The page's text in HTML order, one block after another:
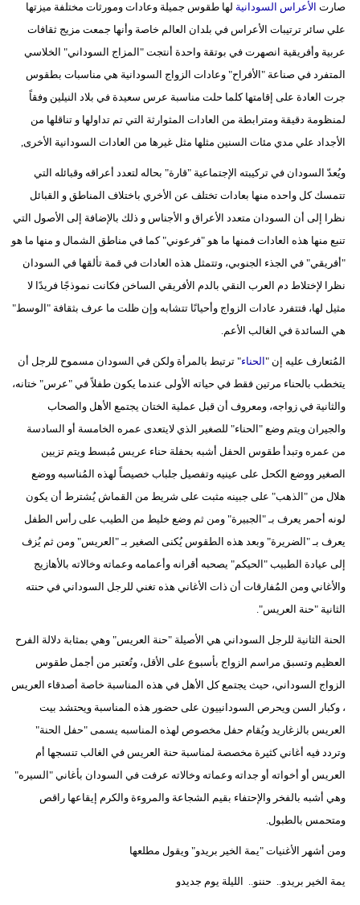
صارت الأعراس السودانية لها طقوس جميلة وعادات ومورثات مختلفة ميزتها
علي سائر ترتيبات الأعراس في بلدان العالم خاصة وأنها جمعت مزيج ثقافات
عربية وأفريقية انصهرت في بوتقة واحدة أنتجت "المزاج السوداني" الخلاسي
المتفرد في صناعة "الأفراح" وعادات الزواج السودانية هي مناسبات بطقوس
جرت العادة على إقامتها كلما حلت مناسبة عرس سعيدة في بلاد النيلين وفقاً
لمنظومة دقيقة ومترابطة من العادات المثوارثة التي تم تداولها و تناقلها من
الأجداد علي مدي مئات السنين مثلها مثل غيرها من العادات السودانية الأخرى,
ويُعدّ السودان في تركيبته الإجتماعية "قارة" بحاله لتعدد أعراقه وقبائله التي
تتمسك كل واحده منها بعادات تختلف عن الأخري باختلاف المناطق و القبائل
نظرا إلى أن السودان متعدد الأعراق و الأجناس و ذلك بالإضافة إلى الأصول التي
تنبع منها هذه العادات فمنها ما هو "فرعوني" كما في مناطق الشمال و منها ما هو
"أفريقي" في الجذء الجنوبي، وتتمثل هذه العادات في قمة تألقها في السودان
نظرا لإختلاط دم العرب النقي بالدم الأفريقي الساخن فكانت نموذجًا فريدًا لا
مثيل لها، فتتفرد عادات الزواج وأحيانًا تتشابه وإن ظلت ما عرف بثقافة "الوسط"
هي السائدة في الغالب الأعم.
المُتعارف عليه إن "الحناء" ترتبط بالمرأة ولكن في السودان مسموح للرجل أن
يتخطب بالحناء مرتين فقط في حياته الأولى عندما يكون طفلاً في "عرس" ختانه،
والثانية في زواجه، ومعروف أن قبل عملية الختان يجتمع الأهل والصحاب
والجيران ويتم وضع "الحناء" للصغير الذي لايتعدى عمره الخامسة أو السادسة
من عمره وتبدأ طقوس الحفل أشبه بحفلة حناء عريس مُبسط ويتم تزيين
الصغير ووضع الكحل على عينيه وتفصيل جلباب خصيصاً لهذه المُناسبه ووضع
هلال من "الذهب" على جبينه مثبت على شريط من القماش يُشترط أن يكون
لونه أحمر يعرف بـ "الجبيرة" ومن ثم وضع خليط من الطيب على رأس الطفل
يعرف بـ "الضريرة" وبعد هذه الطقوس يُكنى الصغير بـ "العريس" ومن ثم يُزف
إلى عيادة الطبيب "الحيكم" يصحبه أقرانه وأعمامه وعماته وخالاته بالأهازيج
والأغاني ومن المُفارقات أن ذات الأغاني هذه تغني للرجل السوداني في حنته
الثانية "حنة العريس".
الحنة الثانية للرجل السوداني هي الأصيلة "حنة العريس" وهي بمثابة دلالة الفرح
العظيم وتسبق مراسم الزواج بأسبوع على الأقل، وتُعتبر من أجمل طقوس
الزواج السوداني، حيث يجتمع كل الأهل في هذه المناسبة خاصة أصدقاء العريس
، وكبار السن ويحرص السودانييون على حضور هذه المناسبة ويحتشد بيت
العريس بالزغاريد ويُقام حفل مخصوص لهذه المناسبه يسمى "حفل الحنة"
وتردد فيه أغاني كثيرة مخصصة لمناسبة حنة العريس في الغالب تنسجها أم
العريس أو أخواته أو جداته وعماته وخالاته عرفت في السودان بأغاني "السيره"
وهي أشبه بالفخر والإحتفاء بقيم الشجاعة والمروءة والكرم إيقاعها راقص
ومتحمس بالطبول.
ومن أشهر الأغنيات "يمة الخير بريدو" ويقول مطلعها
يمة الخير بريدو.. حننو.. الليلة يوم جديدو